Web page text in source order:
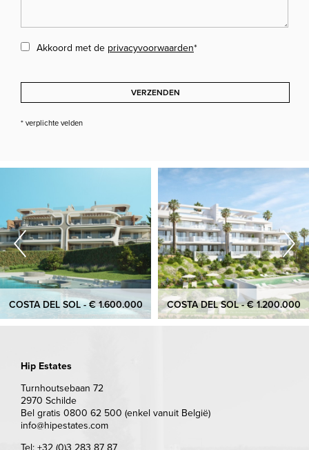
Akkoord met de privacyvoorwaarden*
VERZENDEN
* verplichte velden
COSTA DEL SOL - € 1.600.000 COSTA DEL SOL - € 1.200.000
Hip Estates
Turnhoutsebaan 72
2970 Schilde
Bel gratis 0800 62 500 (enkel vanuit België)
info@hipestates.com